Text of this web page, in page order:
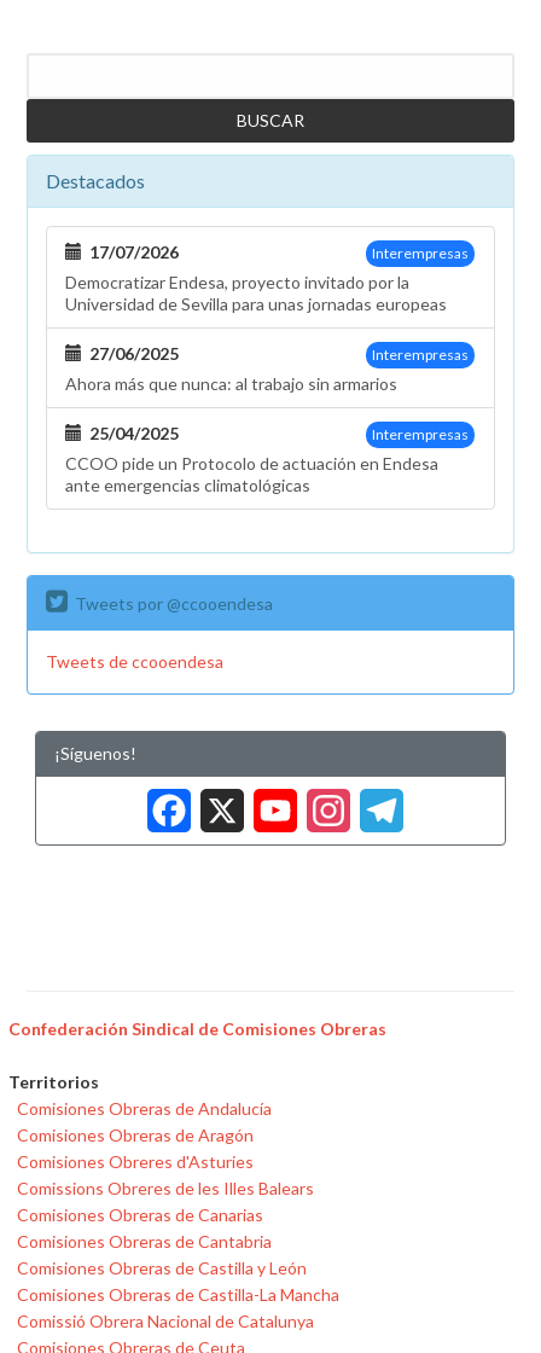
Destacados
Interempresas
17/07/2026
Democratizar Endesa, proyecto invitado por la
Universidad de Sevilla para unas jornadas europeas
Interempresas
27/06/2025
Ahora más que nunca: al trabajo sin armarios
Interempresas
25/04/2025
CCOO pide un Protocolo de actuación en Endesa
ante emergencias climatológicas
Tweets por @ccooendesa
Tweets de ccooendesa
¡Síguenos!
Facebook
X
Confederación Sindical de Comisiones Obreras
Territorios
Comisiones Obreras de Andalucía
Comisiones Obreras de Aragón
Comisiones Obreres d'Asturies
Comissions Obreres de les Illes Balears
Comisiones Obreras de Canarias
Comisiones Obreras de Cantabria
Comisiones Obreras de Castilla y León
Comisiones Obreras de Castilla-La Mancha
Comissió Obrera Nacional de Catalunya
Comisiones Obreras de Ceuta